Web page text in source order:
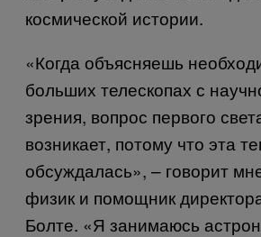
космической истории.
«Когда объясняешь
больших телескопах с
зрения, вопрос первого
возникает, потому что эта
обсуждалась», – говорит
физик и помощник
Болте. «Я занимаюсь